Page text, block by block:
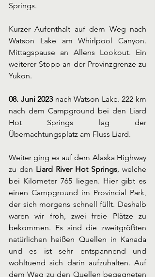
Springs.
Kurzer Aufenthalt auf dem Weg nach
Watson Lake am Whirlpool Canyon.
Mittagspause an Allens Lookout. Ein
weiterer Stopp an der Provinzgrenze zu
Yukon.
08. Juni 2023 nach Watson Lake. 222 km
nach dem Campground bei den Liard
Hot Springs lag der
Übernachtungsplatz am Fluss Liard.
Weiter ging es auf dem Alaska Highway
zu den Liard River Hot Springs, welche
bei Kilometer 765 liegen. Hier gibt es
einen Campground im Provincial Park,
der sich morgens schnell füllt. Deshalb
waren wir froh, zwei freie Plätze zu
bekommen. Es sind die zweitgrößten
natürlichen heißen Quellen in Kanada
und es ist sehr entspannend und
wohltuend sich darin aufzuhalten. Auf
dem Weg zu den Quellen begegneten